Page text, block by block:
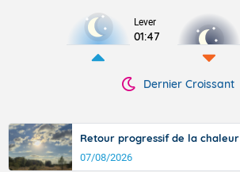
Lever
01:47
Dernier Croissant
Retour progressif de la chaleur
07/08/2026